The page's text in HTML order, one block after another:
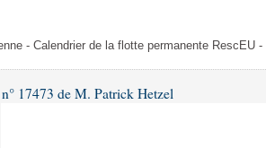
et orales
débats
- Calendrier de la flotte permanente RescEU
17473 de M. Patrick Hetzel